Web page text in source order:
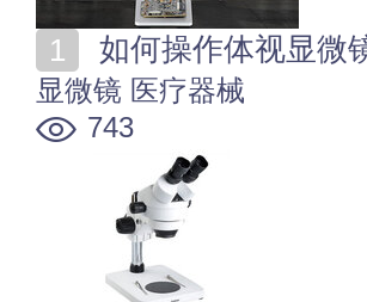
如何操作体视显微
显微镜 医疗器械
743